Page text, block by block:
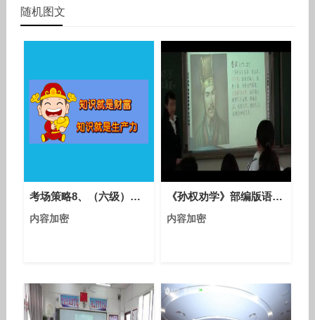
随机图文
考场策略8、（六级）知识模块8：考场策略
内容加密
《孙权劝学》部编版语文七年级下册课堂教学视频实录-执教老师-李云彩
内容加密